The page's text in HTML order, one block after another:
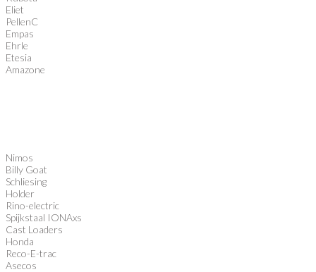
Eliet
PellenC
Empas
Ehrle
Etesia
Amazone
Nimos
Billy Goat
Schliesing
Holder
Rino-electric
Spijkstaal IONAxs
Cast Loaders
Honda
Reco-E-trac
Asecos